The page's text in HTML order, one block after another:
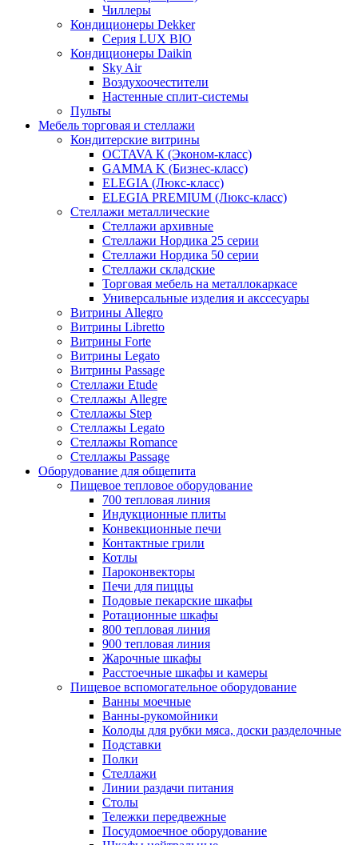
Чиллеры
Кондиционеры Dekker
Серия LUX BIO
Кондиционеры Daikin
Sky Air
Воздухоочестители
Настенные сплит-системы
Пульты
Мебель торговая и стеллажи
Кондитерские витрины
OCTAVA К (Эконом-класс)
GAMMA K (Бизнес-класс)
ELEGIA (Люкс-класс)
ELEGIA PREMIUM (Люкс-класс)
Стеллажи металлические
Стеллажи архивные
Стеллажи Нордика 25 серии
Стеллажи Нордика 50 серии
Стеллажи складские
Торговая мебель на металлокаркасе
Универсальные изделия и акссесуары
Витрины Allegro
Витрины Libretto
Витрины Forte
Витрины Legato
Витрины Passage
Стеллажи Etude
Стеллажы Allegre
Стеллажы Step
Стеллажы Legato
Стеллажы Romance
Стеллажы Passage
Оборудование для общепита
Пищевое тепловое оборудование
700 тепловая линия
Индукционные плиты
Конвекционные печи
Контактные грили
Котлы
Пароконвекторы
Печи для пиццы
Подовые пекарские шкафы
Ротационные шкафы
800 тепловая линия
900 тепловая линия
Жарочные шкафы
Расстоечные шкафы и камеры
Пищевое вспомогательное оборудование
Ванны моечные
Ванны-рукомойники
Колоды для рубки мяса, доски разделочные
Подставки
Полки
Стеллажи
Линии раздачи питания
Столы
Тележки передвежные
Посудомоечное оборудование